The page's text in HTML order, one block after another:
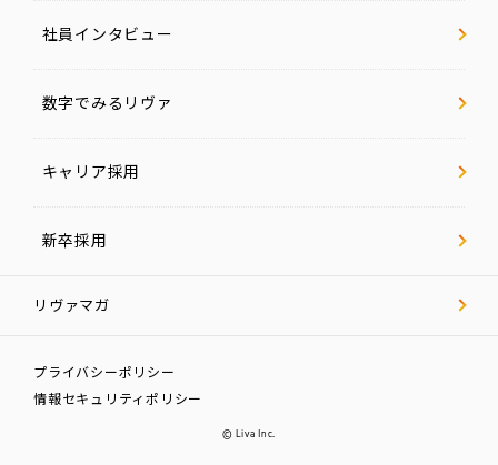
社員インタビュー
数字でみるリヴァ
キャリア採用
新卒採用
リヴァマガ
プライバシーポリシー
情報セキュリティポリシー
© Liva Inc.